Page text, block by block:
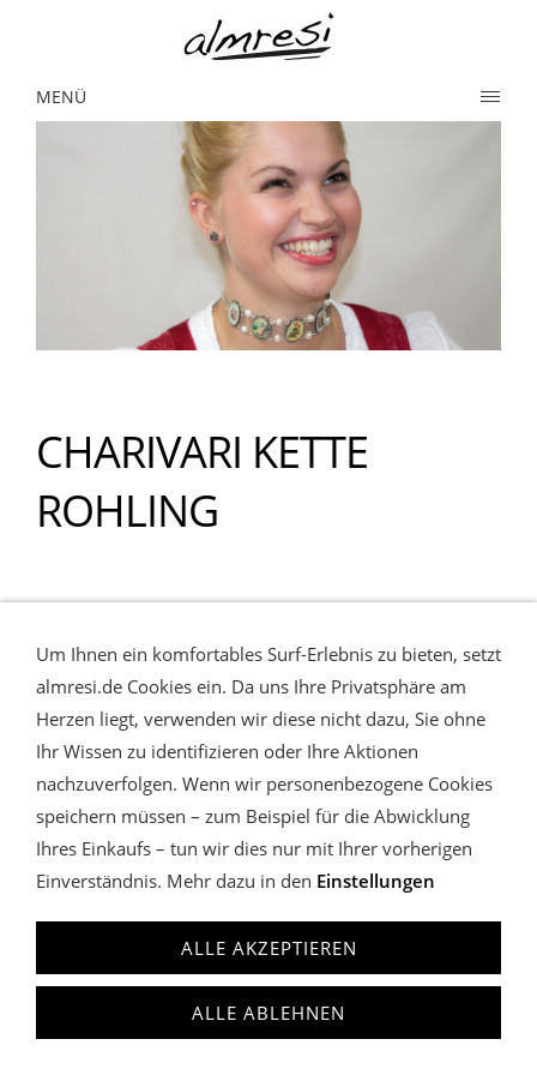
MENÜ
CHARIVARI KETTE
ROHLING
almresi
Charivari Lederhose & Dirndl
anfrage@almresi.de
T: +49 (0)89.12209587
Um Ihnen ein komfortables Surf-Erlebnis zu bieten, setzt
almresi.de Cookies ein. Da uns Ihre Privatsphäre am
Herzen liegt, verwenden wir diese nicht dazu, Sie ohne
Ihr Wissen zu identifizieren oder Ihre Aktionen
nachzuverfolgen. Wenn wir personenbezogene Cookies
speichern müssen – zum Beispiel für die Abwicklung
Ihres Einkaufs – tun wir dies nur mit Ihrer vorherigen
Einverständnis. Mehr dazu in den Einstellungen
ALLE AKZEPTIEREN
ALLE ABLEHNEN